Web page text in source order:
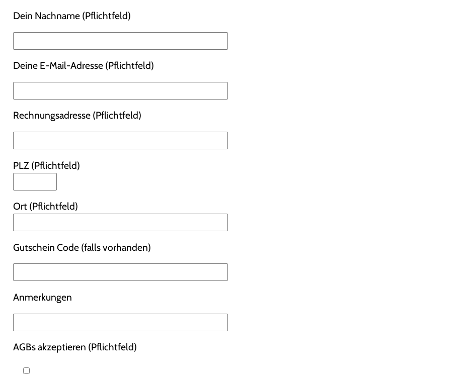
Dein Nachname (Pflichtfeld)
Deine E-Mail-Adresse (Pflichtfeld)
Rechnungsadresse (Pflichtfeld)
PLZ (Pflichtfeld)
Ort (Pflichtfeld)
Gutschein Code (falls vorhanden)
Anmerkungen
AGBs akzeptieren (Pflichtfeld)